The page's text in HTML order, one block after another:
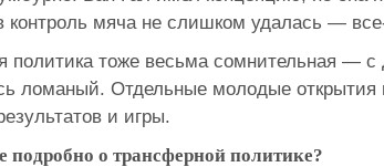
мяча не слишком удалась —
политика тоже весьма сомнительная —
ломаный. Отдельные молодые открытия
и игры.
подробно о трансферной политике?